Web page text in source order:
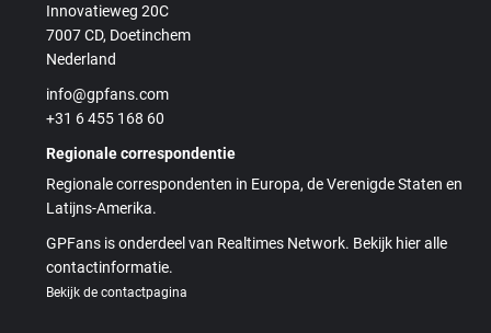
Innovatieweg 20C
7007 CD, Doetinchem
Nederland
info@gpfans.com
+31 6 455 168 60
Regionale correspondentie
Regionale correspondenten in Europa, de Verenigde Staten en
Latijns-Amerika.
GPFans is onderdeel van Realtimes Network. Bekijk hier alle
contactinformatie.
Bekijk de contactpagina